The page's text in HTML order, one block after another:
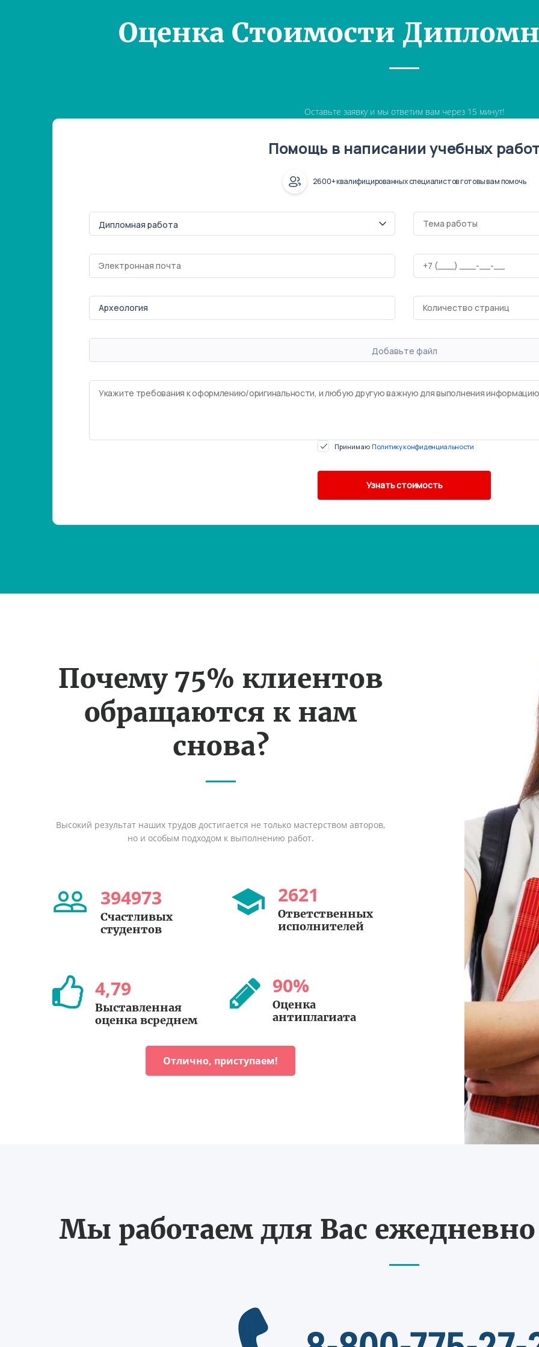
Оценка Стоимости
Оставьте заявку и мы ответим вам через 15 минут!
Помощь в написании учебных
2600+ квалифицированных специалистов готовы вам помочь
Добавьте файл
Принимаю Политику конфиденциальности
Почему 75% клиентов
обращаются к нам
снова?
Высокий результат наших трудов достигается не только мастерством авторов,
но и особым подходом к выполнению работ.
394973
Счастливых
студентов
2621
Ответственных
исполнителей
4,79
Выставленная
оценка всреднем
90%
Оценка
антиплагиата
Отлично, приступаем!
Мы работаем для Вас ежедневно